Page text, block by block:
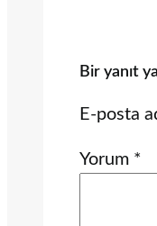
Bir yanıt
E-posta
Yorum *